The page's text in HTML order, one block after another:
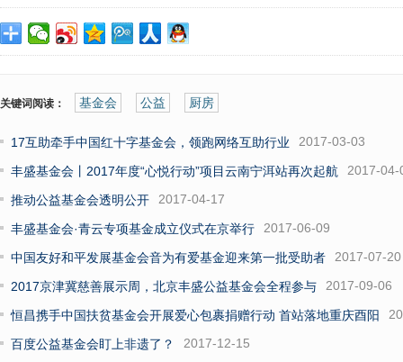
关键词阅读： 基金会 公益 厨房
17互助牵手中国红十字基金会，领跑网络互助行业 2017-03-03
丰盛基金会丨2017年度“心悦行动”项目云南宁洱站再次起航 2017-04-
推动公益基金会透明公开 2017-04-17
丰盛基金会·青云专项基金成立仪式在京举行 2017-06-09
中国友好和平发展基金会音为有爱基金迎来第一批受助者 2017-07-20
2017京津冀慈善展示周，北京丰盛公益基金会全程参与 2017-09-06
恒昌携手中国扶贫基金会开展爱心包裹捐赠行动 首站落地重庆酉阳
百度公益基金会盯上非遗了？ 2017-12-15